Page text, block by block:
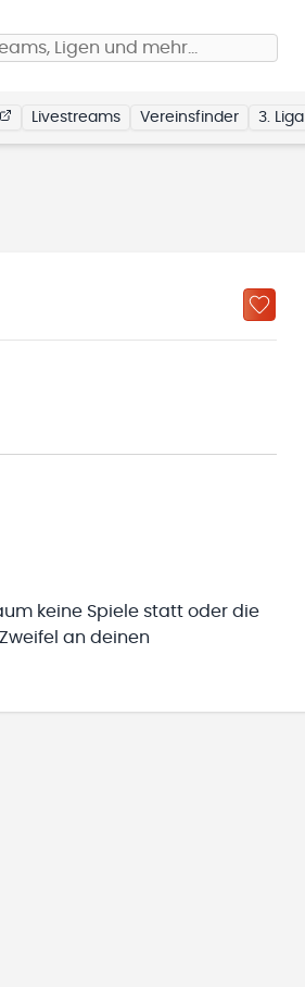
Ligen und mehr…
Livestreams Vereinsfinder 3. Liga
keine Spiele statt oder die
an deinen